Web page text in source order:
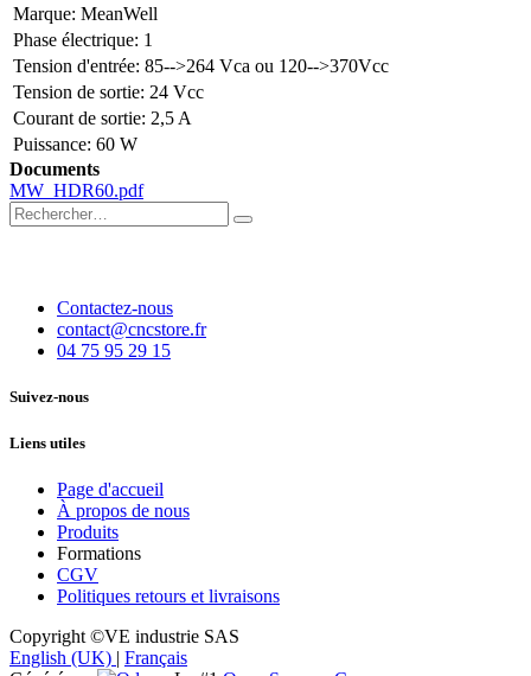
Marque: MeanWell
Phase électrique: 1
Tension d'entrée: 85-->264 Vca ou 120-->370Vcc
Tension de sortie: 24 Vcc
Courant de sortie: 2,5 A
Puissance: 60 W
Documents
MW_HDR60.pdf
Contactez-nous
contact@cncstore.fr
04 75 95 29 15
Suivez-nous
Liens utiles
Page d'accueil
À propos de nous
Produits
Formations
CGV
Politiques retours et livraisons
Copyright ©VE industrie SAS
English (UK) | Français